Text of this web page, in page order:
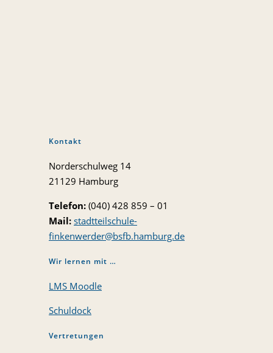
Kontakt
Norderschulweg 14
21129 Hamburg
Telefon: (040) 428 859 – 01
Mail: stadtteilschule-
finkenwerder@bsfb.hamburg.de
Wir lernen mit …
LMS Moodle
Schuldock
Vertretungen